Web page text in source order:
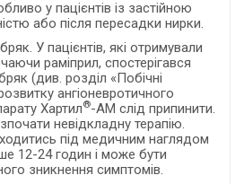
у пацієнтів із застійною
або після пересадки нирки.
У пацієнтів, які отримували
раміприл, спостерігався
(див. розділ «Побічні
ангіоневротичного
Хартил®-АМ слід припинити.
невідкладну терапію.
під медичним наглядом
12-24 годин і може бути
зникнення симптомів.